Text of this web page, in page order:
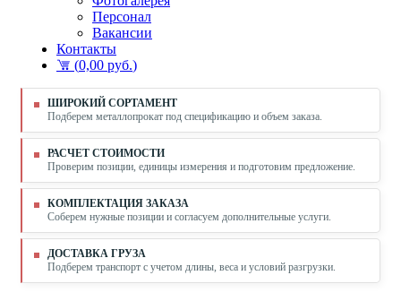
Персонал
Вакансии
Контакты
(0,00 руб.)
ШИРОКИЙ СОРТАМЕНТ
Подберем металлопрокат под спецификацию и объем заказа.
РАСЧЕТ СТОИМОСТИ
Проверим позиции, единицы измерения и подготовим предложение.
КОМПЛЕКТАЦИЯ ЗАКАЗА
Соберем нужные позиции и согласуем дополнительные услуги.
ДОСТАВКА ГРУЗА
Подберем транспорт с учетом длины, веса и условий разгрузки.